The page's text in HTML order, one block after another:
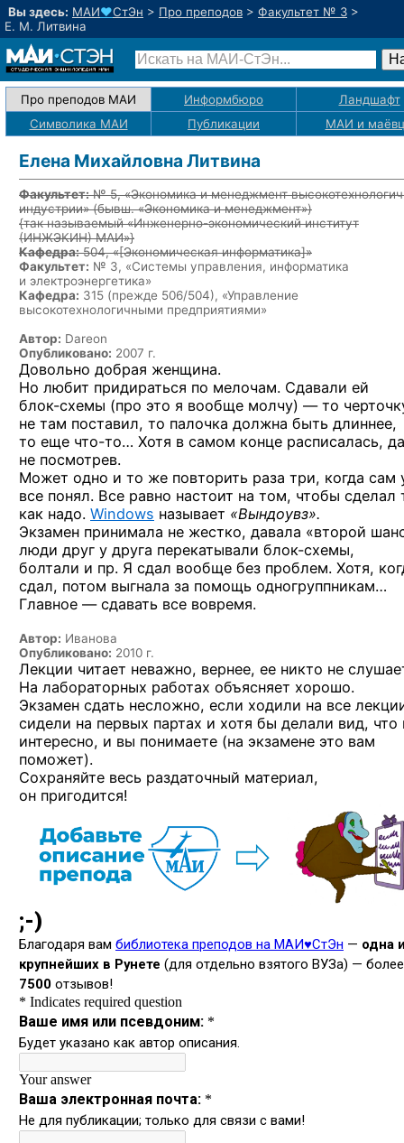
Вы здесь: МАИ♥СтЭн > Про преподов > Факультет № 3 >
Е. М. Литвина
Про преподов МАИ Информбюро
Ландшафт
Символика МАИ
Публикации МАИ и
Елена Михайловна Литвина
Факультет:№ 5, «Экономика и менеджмент
индустрии» (бывш. «Экономика и менеджмент»)
{так называемый «Инженерно-экономический институт
(ИНЖЭКИН) МАИ»}
Кафедра:504, «[Экономическая информатика]»
Факультет: № 3, «Системы управления, информатика
и электроэнергетика»
Кафедра: 315 (прежде 506/504), «Управление
высокотехнологичными предприятиями»
Автор: Dareon
Опубликовано: 2007 г.
Довольно добрая женщина.
Но любит придираться по мелочам. Сдавали ей
блок-схемы (про это я вообще молчу) —то
не там поставил, то палочка должна быть длиннее,
то еще что-то… Хотя в самом конце расписалась,
не посмотрев.
Может одно и то же повторить раза три, когда сам
все понял. Все равно настоит на том, чтобы сделал
как надо. Windows называет «Вындоувз».
Экзамен принимала не жестко, давала «второй
люди друг у друга перекатывали блок-схемы,
болтали и пр. Я сдал вообще без проблем. Хотя,
сдал, потом выгнала за помощь одногруппникам…
Главное — сдавать все вовремя.
Автор: Иванова
Опубликовано: 2010 г.
Лекции читает неважно, вернее, ее никто не
На лабораторных работах объясняет хорошо.
Экзамен сдать несложно, если ходили на все
сидели на первых партах и хотя бы делали вид, что
интересно, и вы понимаете (на экзамене это вам
поможет).
Сохраняйте весь раздаточный материал,
он пригодится!